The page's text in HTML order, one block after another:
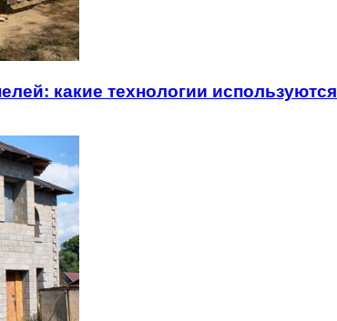
какие технологии используются